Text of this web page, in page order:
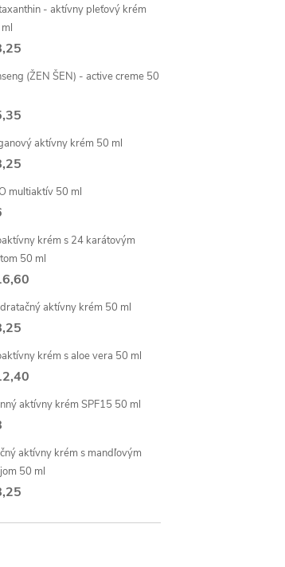
- aktívny pleťový krém
(ŽEN ŠEN) - active creme 50
aktívny krém 50 ml
multiaktív 50 ml
krém s 24 karátovým
50 ml
aktívny krém 50 ml
krém s aloe vera 50 ml
aktívny krém SPF15 50 ml
aktívny krém s mandľovým
50 ml